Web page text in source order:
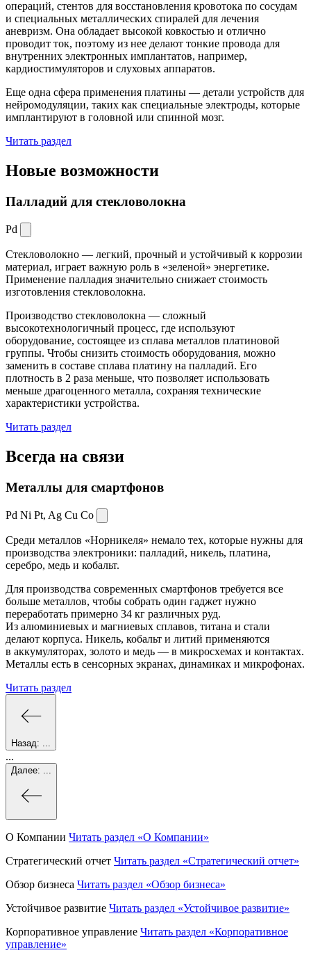
операций, стентов для восстановления кровотока по сосудам
и специальных металлических спиралей для лечения
аневризм. Она обладает высокой ковкостью и отлично
проводит ток, поэтому из нее делают тонкие провода для
внутренних электронных имплантатов, например,
кардиостимуляторов и слуховых аппаратов.
Еще одна сфера применения платины — детали устройств для
нейромодуляции, таких как специальные электроды, которые
имплантируют в головной или спинной мозг.
Читать раздел
Новые возможности
Палладий для стекловолокна
Pd
Стекловолокно — легкий, прочный и устойчивый к коррозии
материал, играет важную роль в «зеленой» энергетике.
Применение палладия значительно снижает стоимость
изготовления стекловолокна.
Производство стекловолокна — сложный
высокотехнологичный процесс, где используют
оборудование, состоящее из сплава металлов платиновой
группы. Чтобы снизить стоимость оборудования, можно
заменить в составе сплава платину на палладий. Его
плотность в 2 раза меньше, что позволяет использовать
меньше драгоценного металла, сохраняя технические
характеристики устройства.
Читать раздел
Всегда на связи
Металлы для смартфонов
Pd Ni Pt, Ag Cu Co
Среди металлов «Норникеля» немало тех, которые нужны для
производства электроники: палладий, никель, платина,
серебро, медь и кобальт.
Для производства современных смартфонов требуется все
больше металлов, чтобы собрать один гаджет нужно
переработать примерно 34 кг различных руд.
Из алюминиевых и магниевых сплавов, титана и стали
делают корпуса. Никель, кобальт и литий применяются
в аккумуляторах, золото и медь — в микросхемах и контактах.
Металлы есть в сенсорных экранах, динамиках и микрофонах.
Читать раздел
Назад:
...
Далее:
О Компании Читать раздел «О Компании»
Стратегический отчет Читать раздел «Стратегический отчет»
Обзор бизнеса Читать раздел «Обзор бизнеса»
Устойчивое развитие Читать раздел «Устойчивое развитие»
Корпоративное управление Читать раздел «Корпоративное
управление»